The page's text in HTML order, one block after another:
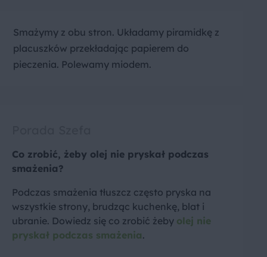
Smażymy z obu stron. Układamy piramidkę z
placuszków przekładając papierem do
pieczenia. Polewamy miodem.
Co zrobić, żeby olej nie pryskał podczas
smażenia?
Podczas smażenia tłuszcz często pryska na
wszystkie strony, brudząc kuchenkę, blat i
ubranie. Dowiedz się co zrobić żeby olej nie
pryskał podczas smażenia.